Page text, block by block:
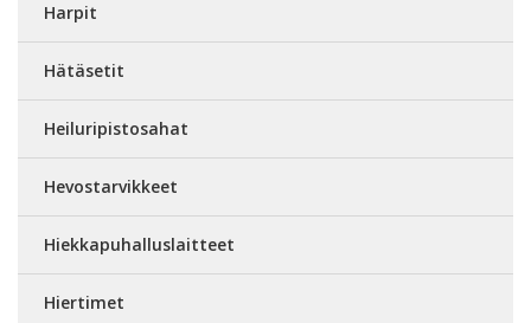
Harpit
Hätäsetit
Heiluripistosahat
Hevostarvikkeet
Hiekkapuhalluslaitteet
Hiertimet